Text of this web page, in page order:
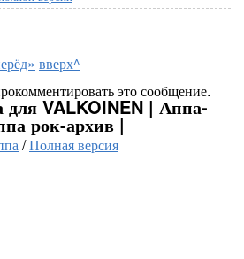
вверх^
это сообщение.
для VALKOINEN | Аппа-
рок-архив |
/Полная версия